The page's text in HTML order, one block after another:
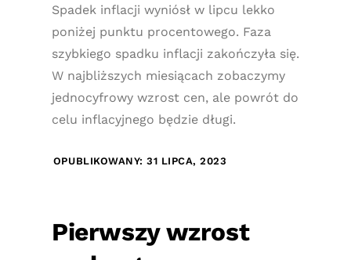
Spadek inflacji wyniósł w lipcu lekko
poniżej punktu procentowego. Faza
szybkiego spadku inflacji zakończyła się.
W najbliższych miesiącach zobaczymy
jednocyfrowy wzrost cen, ale powrót do
celu inflacyjnego będzie długi.
OPUBLIKOWANY: 31 LIPCA, 2023
Pierwszy wzrost